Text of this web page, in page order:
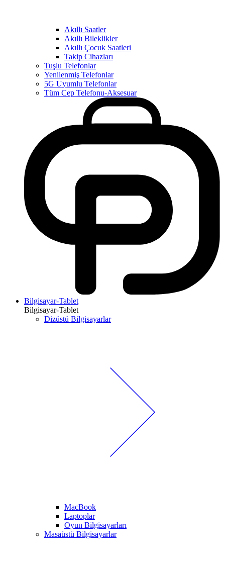
Akıllı Saatler
Akıllı Bileklikler
Akıllı Çocuk Saatleri
Takip Cihazları
Tuşlu Telefonlar
Yenilenmiş Telefonlar
5G Uyumlu Telefonlar
Tüm Cep Telefonu-Aksesuar
Bilgisayar-Tablet
Bilgisayar-Tablet
Dizüstü Bilgisayarlar
MacBook
Laptoplar
Oyun Bilgisayarları
Masaüstü Bilgisayarlar